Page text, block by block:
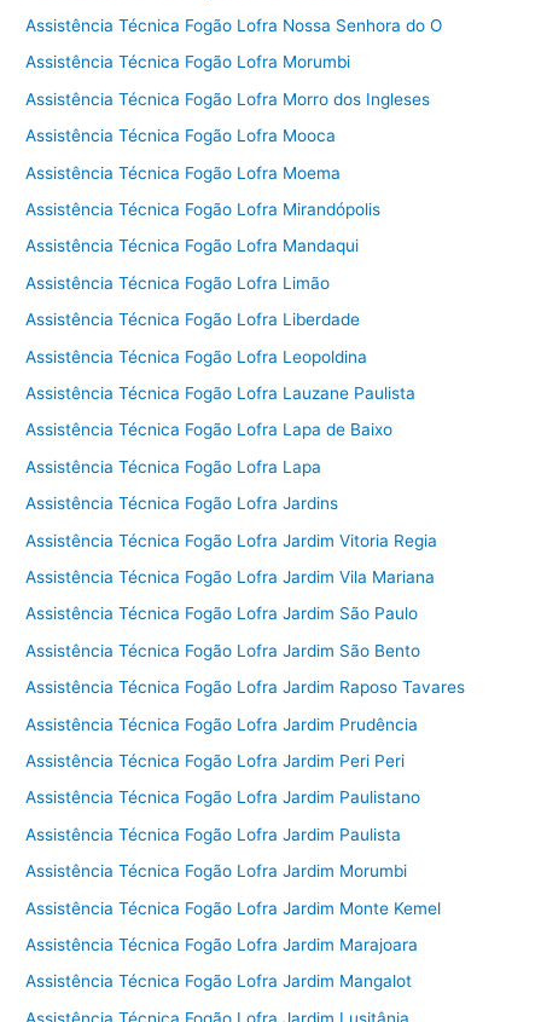
Assistência Técnica Fogão Lofra Nossa Senhora do O
Assistência Técnica Fogão Lofra Morumbi
Assistência Técnica Fogão Lofra Morro dos Ingleses
Assistência Técnica Fogão Lofra Mooca
Assistência Técnica Fogão Lofra Moema
Assistência Técnica Fogão Lofra Mirandópolis
Assistência Técnica Fogão Lofra Mandaqui
Assistência Técnica Fogão Lofra Limão
Assistência Técnica Fogão Lofra Liberdade
Assistência Técnica Fogão Lofra Leopoldina
Assistência Técnica Fogão Lofra Lauzane Paulista
Assistência Técnica Fogão Lofra Lapa de Baixo
Assistência Técnica Fogão Lofra Lapa
Assistência Técnica Fogão Lofra Jardins
Assistência Técnica Fogão Lofra Jardim Vitoria Regia
Assistência Técnica Fogão Lofra Jardim Vila Mariana
Assistência Técnica Fogão Lofra Jardim São Paulo
Assistência Técnica Fogão Lofra Jardim São Bento
Assistência Técnica Fogão Lofra Jardim Raposo Tavares
Assistência Técnica Fogão Lofra Jardim Prudência
Assistência Técnica Fogão Lofra Jardim Peri Peri
Assistência Técnica Fogão Lofra Jardim Paulistano
Assistência Técnica Fogão Lofra Jardim Paulista
Assistência Técnica Fogão Lofra Jardim Morumbi
Assistência Técnica Fogão Lofra Jardim Monte Kemel
Assistência Técnica Fogão Lofra Jardim Marajoara
Assistência Técnica Fogão Lofra Jardim Mangalot